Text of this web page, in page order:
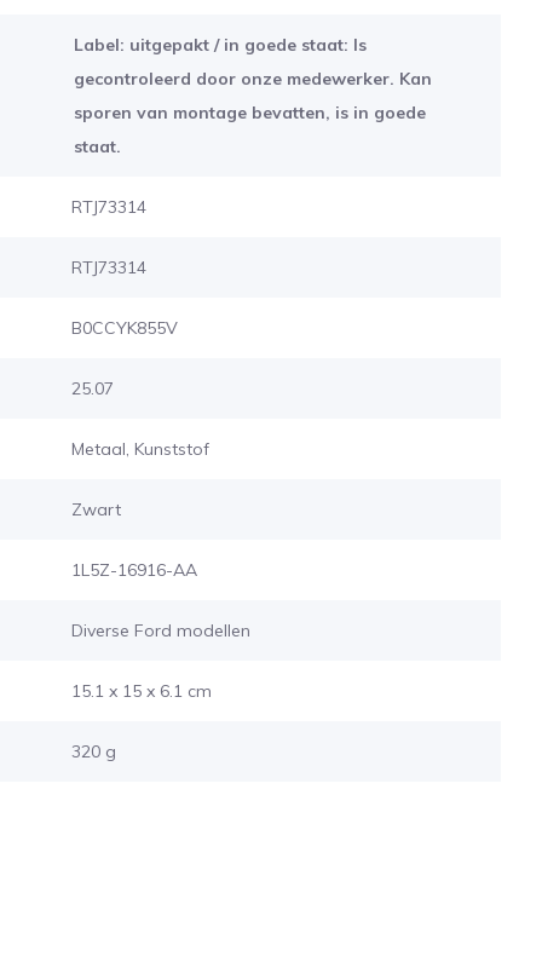
Label: uitgepakt / in goede staat: Is
gecontroleerd door onze medewerker. Kan
sporen van montage bevatten, is in goede
staat.
RTJ73314
RTJ73314
B0CCYK855V
25.07
Metaal, Kunststof
Zwart
1L5Z-16916-AA
Diverse Ford modellen
15.1 x 15 x 6.1 cm
320 g